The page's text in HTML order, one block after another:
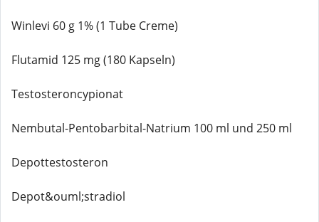
Winlevi 60 g 1% (1 Tube Creme)
Flutamid 125 mg (180 Kapseln)
Testosteroncypionat
Nembutal-Pentobarbital-Natrium 100 ml und 250 ml
Depottestosteron
Depot&ouml;stradiol